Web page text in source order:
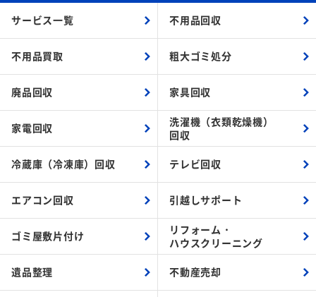
サービス一覧 不用品回収
不用品買取 粗大ゴミ処分
廃品回収 家具回収
家電回収
洗濯機（衣類乾燥機）
回収
冷蔵庫（冷凍庫）回収 テレビ回収
エアコン回収 引越しサポート
ゴミ屋敷片付け
リフォーム・
ハウスクリーニング
遺品整理 不動産売却